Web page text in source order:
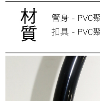
２．關於個人資料處理事宜，請
https://aftee.tw/terms/#terms3
３．未成年的使用者請事先徵
「AFTEE先享後付」，若未經
任。
４．使用「AFTEE先享後付」
時審查核予不同之上限額度；
請求用戶進行身份認證。
５．嚴禁一人註冊多個帳號或
恩沛科技股份有限公司將有權